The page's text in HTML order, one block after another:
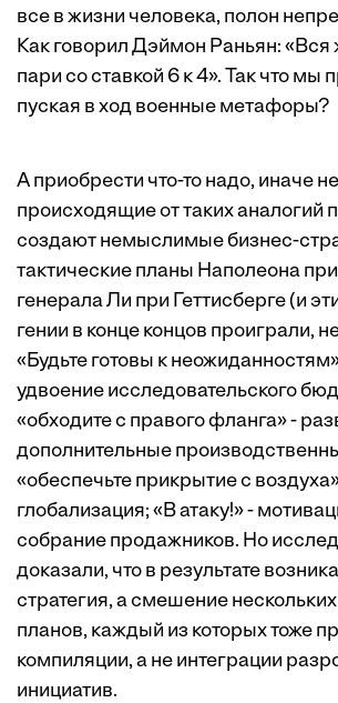
все в жизни человека, полон
Как говорил Дэймон Раньян: «Вся
пари со ставкой 6 к 4». Так что мы
пуская в ход военные метафоры?
А приобрести что-то надо, иначе
происходящие от таких аналогий
создают немыслимые бизнес-
тактические планы Наполеона
генерала Ли при Геттисберге (и
гении в конце концов проиграли,
«Будьте готовы к неожиданностям»
удвоение исследовательского
«обходите с правого фланга» -
дополнительные
«обеспечьте прикрытие с
глобализация; «В атаку!» -
собрание продажников. Но
доказали, что в результате
стратегия, а смешение
планов, каждый из которых тоже
компиляции, а не интеграции
инициатив.